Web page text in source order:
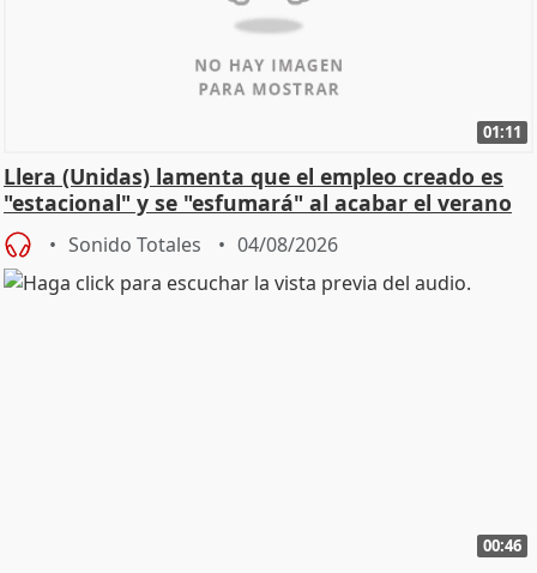
01:11
Llera (Unidas) lamenta que el empleo creado es
"estacional" y se "esfumará" al acabar el verano
Sonido Totales 04/08/2026
00:46